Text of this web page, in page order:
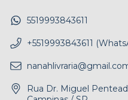
5519993843611
+5519993843611
Rua Dr. Miguel